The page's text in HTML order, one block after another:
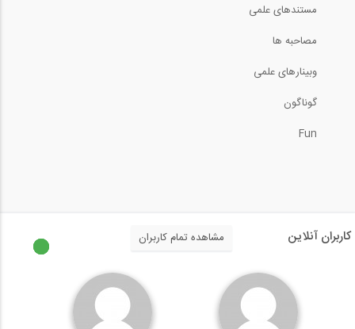
12:30
بازدید از غرفه شرکت استاک پیشرو سازه،...
بازدید از غرفه شرکت بتن برش تهران در...
مستندهای علمی
مصاحبه ها
وبینارهای علمی
گوناگون
Fun
کاربران آنلاین مشاهده تمام کاربران